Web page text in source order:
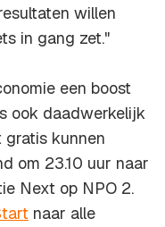
willen
in gang zet."
een boost
ook daadwerkelijk
gratis kunnen
om 23.10 uur naar
Next op NPO 2.
naar alle